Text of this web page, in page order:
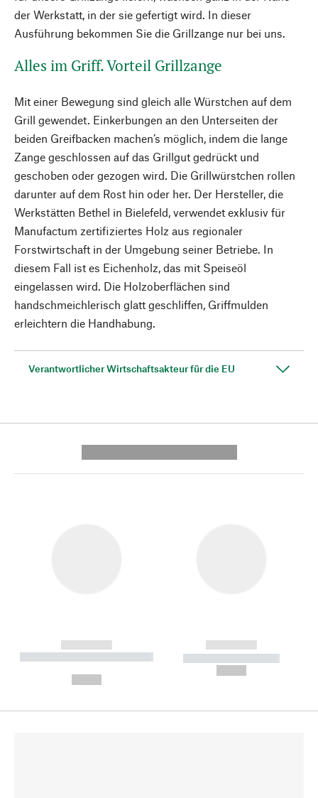
der Werkstatt, in der sie gefertigt wird. In dieser
Ausführung bekommen Sie die Grillzange nur bei uns.
Alles im Griff. Vorteil Grillzange
Mit einer Bewegung sind gleich alle Würstchen auf dem
Grill gewendet. Einkerbungen an den Unterseiten der
beiden Greifbacken machen’s möglich, indem die lange
Zange geschlossen auf das Grillgut gedrückt und
geschoben oder gezogen wird. Die Grillwürstchen rollen
darunter auf dem Rost hin oder her. Der Hersteller, die
Werkstätten Bethel in Bielefeld, verwendet exklusiv für
Manufactum zertifiziertes Holz aus regionaler
Forstwirtschaft in der Umgebung seiner Betriebe. In
diesem Fall ist es Eichenholz, das mit Speiseöl
eingelassen wird. Die Holzoberflächen sind
handschmeichlerisch glatt geschliffen, Griffmulden
erleichtern die Handhabung.
Verantwortlicher Wirtschaftsakteur für die EU
------------
----------- ----------- --------
------------
----------- -----------